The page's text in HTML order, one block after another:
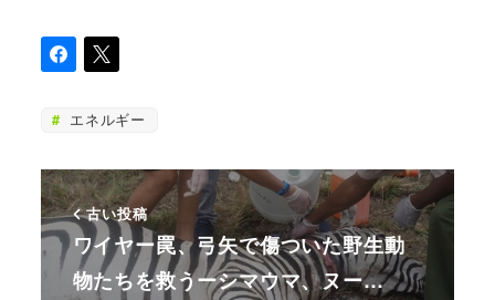
エネルギー
古い投稿
ワイヤー罠、弓矢で傷ついた野生動
物たちを救うーシマウマ、ヌー…